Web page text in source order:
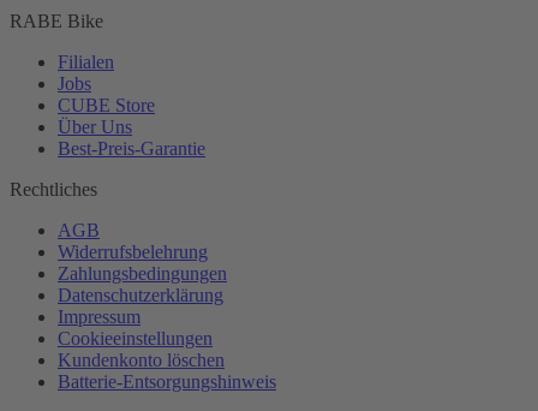
RABE Bike
Filialen
Jobs
CUBE Store
Über Uns
Best-Preis-Garantie
Rechtliches
AGB
Widerrufsbelehrung
Zahlungsbedingungen
Datenschutzerklärung
Impressum
Cookieeinstellungen
Kundenkonto löschen
Batterie-Entsorgungshinweis